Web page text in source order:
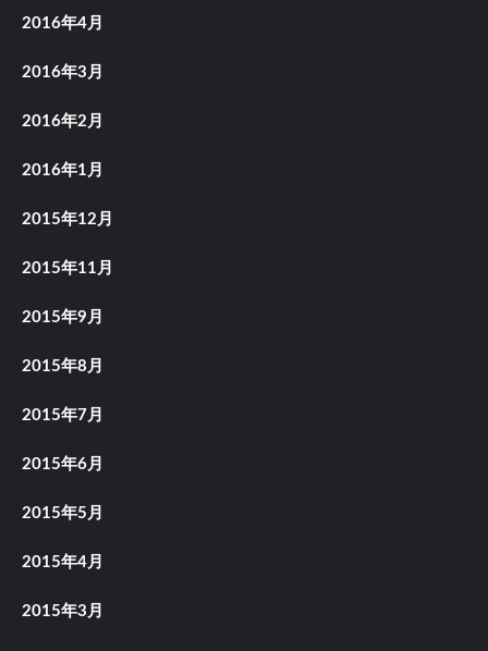
2016年4月
2016年3月
2016年2月
2016年1月
2015年12月
2015年11月
2015年9月
2015年8月
2015年7月
2015年6月
2015年5月
2015年4月
2015年3月